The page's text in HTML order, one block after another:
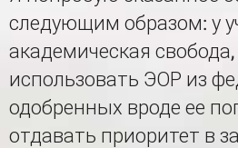
следующим образом: у
академическая
использовать ЭОР из
одобренных вроде ее
отдавать приоритет в